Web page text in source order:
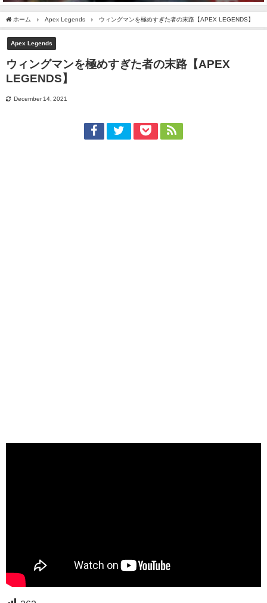
ホーム Apex Legends ウィングマンを極めすぎた者の末路【APEX LEGENDS】
Apex Legends
ウィングマンを極めすぎた者の末路【APEX
LEGENDS】
December 14, 2021